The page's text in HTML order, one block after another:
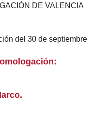
DE VALENCIA
del 30 de septiembre